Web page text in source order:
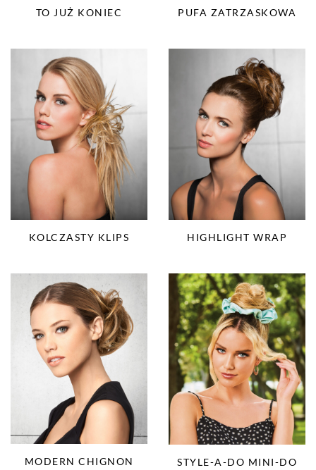
TO JUŻ KONIEC PUFA ZATRZASKOWA
KOLCZASTY KLIPS HIGHLIGHT WRAP
MODERN CHIGNON
STYLE-A-DO MINI-DO